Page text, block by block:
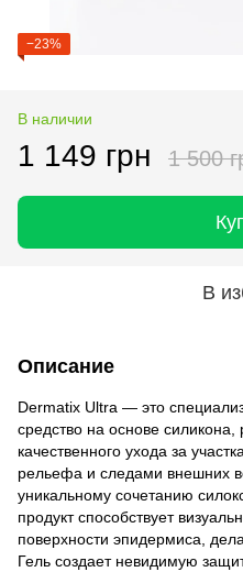
−23%
В наличии
1 149 грн 1 500
В
Описание
Dermatix Ultra — это
средство на основе силикона,
качественного ухода за
рельефа и следами внешних
уникальному сочетанию
продукт способствует
поверхности эпидермиса,
Гель создает невидимую